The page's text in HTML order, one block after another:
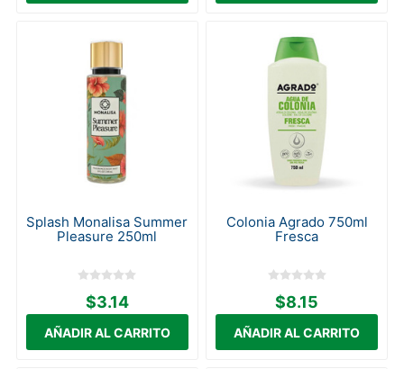
Splash Monalisa Summer
Pleasure 250ml
$3.14
Colonia Agrado 750ml
Fresca
$8.15